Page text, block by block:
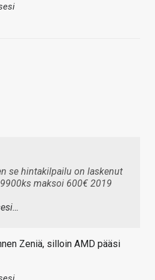
se hintakilpailu on laskenut
maksoi 600€ 2019
Zeniä, silloin AMD pääsi